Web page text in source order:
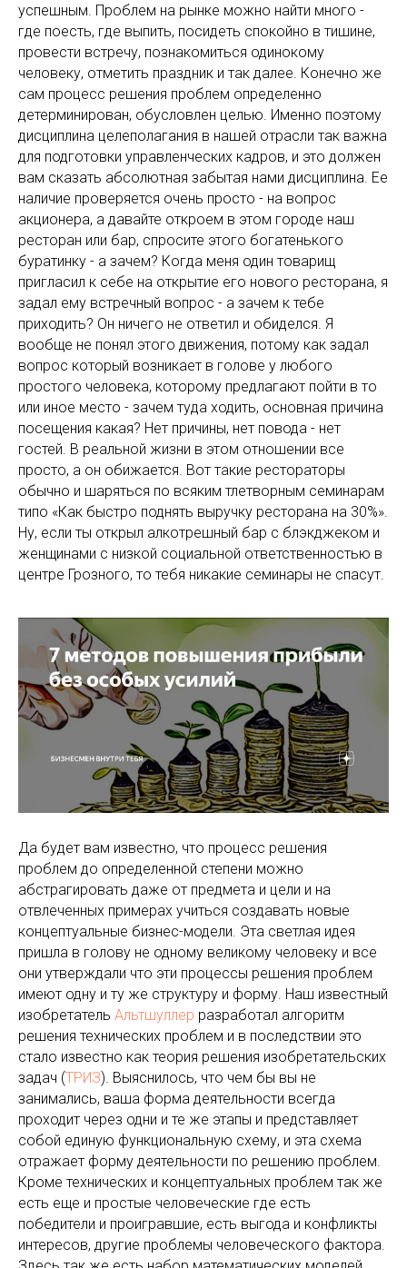
успешным. Проблем на рынке можно найти много -
где поесть, где выпить, посидеть спокойно в тишине,
провести встречу, познакомиться одинокому
человеку, отметить праздник и так далее. Конечно же
сам процесс решения проблем определенно
детерминирован, обусловлен целью. Именно поэтому
дисциплина целеполагания в нашей отрасли так важна
для подготовки управленческих кадров, и это должен
вам сказать абсолютная забытая нами дисциплина. Ее
наличие проверяется очень просто - на вопрос
акционера, а давайте откроем в этом городе наш
ресторан или бар, спросите этого богатенького
буратинку - а зачем? Когда меня один товарищ
пригласил к себе на открытие его нового ресторана, я
задал ему встречный вопрос - а зачем к тебе
приходить? Он ничего не ответил и обиделся. Я
вообще не понял этого движения, потому как задал
вопрос который возникает в голове у любого
простого человека, которому предлагают пойти в то
или иное место - зачем туда ходить, основная причина
посещения какая? Нет причины, нет повода - нет
гостей. В реальной жизни в этом отношении все
просто, а он обижается. Вот такие рестораторы
обычно и шаряться по всяким тлетворным семинарам
типо «Как быстро поднять выручку ресторана на 30%».
Ну, если ты открыл алкотрешный бар с блэкджеком и
женщинами с низкой социальной ответственностью в
центре Грозного, то тебя никакие семинары не спасут.
Да будет вам известно, что процесс решения
проблем до определенной степени можно
абстрагировать даже от предмета и цели и на
отвлеченных примерах учиться создавать новые
концептуальные бизнес-модели. Эта светлая идея
пришла в голову не одному великому человеку и все
они утверждали что эти процессы решения проблем
имеют одну и ту же структуру и форму. Наш известный
изобретатель Альтшуллер разработал алгоритм
решения технических проблем и в последствии это
стало известно как теория решения изобретательских
задач (ТРИЗ). Выяснилось, что чем бы вы не
занимались, ваша форма деятельности всегда
проходит через одни и те же этапы и представляет
собой единую функциональную схему, и эта схема
отражает форму деятельности по решению проблем.
Кроме технических и концептуальных проблем так же
есть еще и простые человеческие где есть
победители и проигравшие, есть выгода и конфликты
интересов, другие проблемы человеческого фактора.